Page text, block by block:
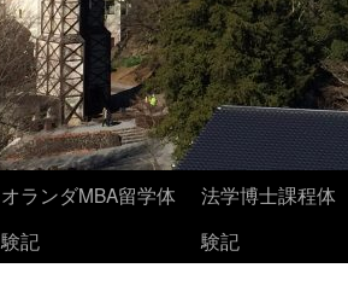
オランダMBA留学体
験記
法学博士課程体
験記